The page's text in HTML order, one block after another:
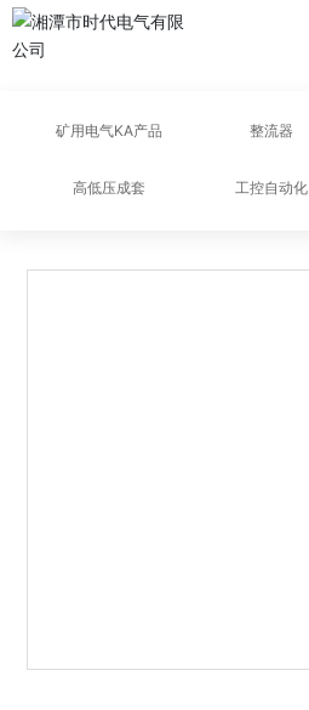
湘潭市时代电气有限公司
矿用电气KA产品 整流器
高低压成套 工控自动化